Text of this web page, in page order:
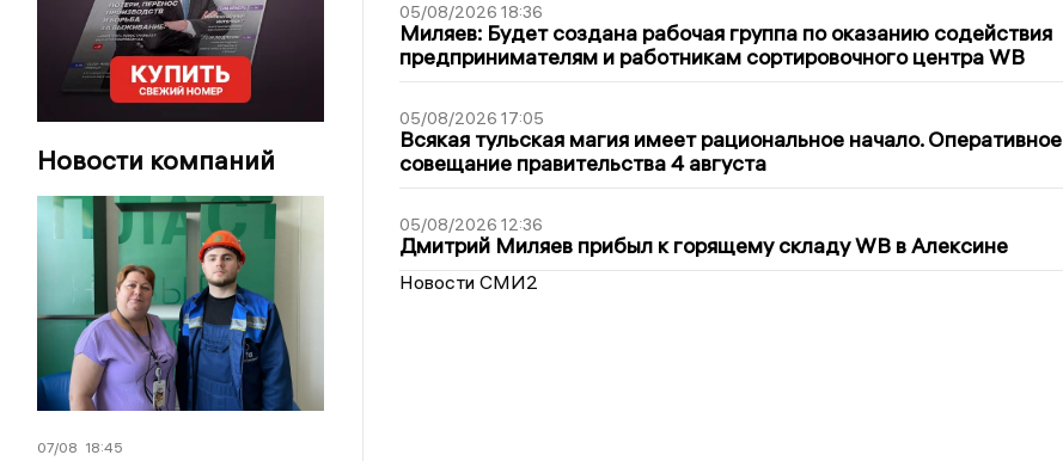
Новости компаний
07/08 18:45
05/08/2026 18:36
Миляев: Будет создана рабочая группа по оказанию содействия
предпринимателям и работникам сортировочного центра WB
05/08/2026 17:05
Всякая тульская магия имеет рациональное начало. Оперативное
совещание правительства 4 августа
05/08/2026 12:36
Дмитрий Миляев прибыл к горящему складу WB в Алексине
Новости СМИ2